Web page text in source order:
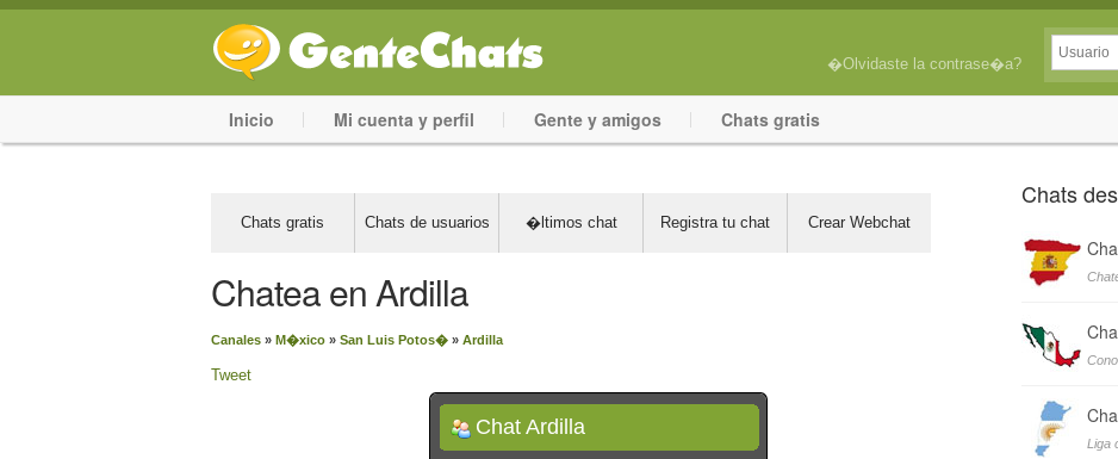
�Olvidaste la contrase�a?
Inicio Mi cuenta y perfil Gente y amigos Chats gratis
Chats gratis Chats de usuarios �ltimos chat Registra tu chat Crear Webchat
Chatea en Ardilla
Canales » M�xico » San Luis Potos� » Ardilla
Tweet
Chat Ardilla
Chats
Liga